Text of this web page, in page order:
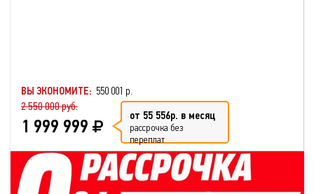
ВЫ ЭКОНОМИТЕ: 550 001 р.
2 550 000 руб.
1 999 999 от 55 556р. в месяц
рассрочка без
переплат